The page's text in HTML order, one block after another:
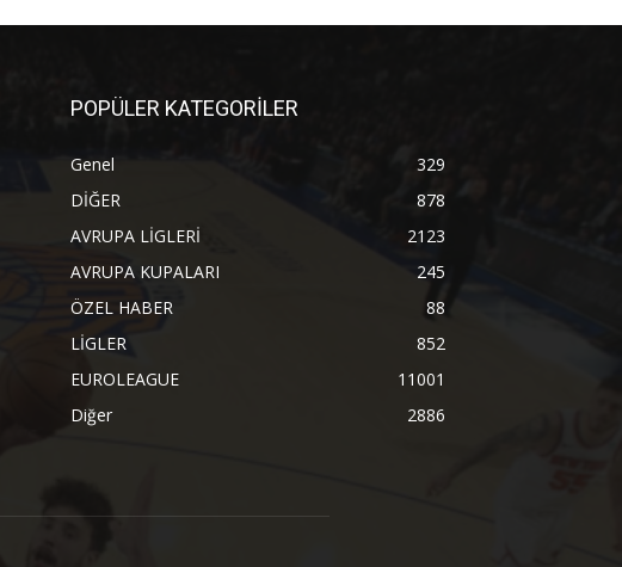
POPÜLER KATEGORİLER
Genel
329
DİĞER
878
AVRUPA LİGLERİ
2123
AVRUPA KUPALARI
245
ÖZEL HABER
88
LİGLER
852
EUROLEAGUE
11001
Diğer
2886